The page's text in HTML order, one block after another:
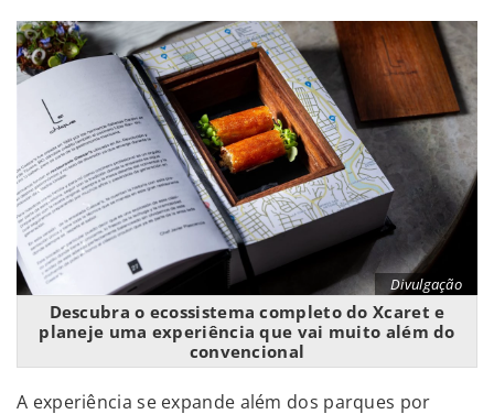
Divulgação
Descubra o ecossistema completo do Xcaret e
planeje uma experiência que vai muito além do
convencional
A experiência se expande além dos parques por